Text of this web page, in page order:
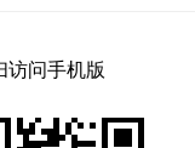
访问手机版